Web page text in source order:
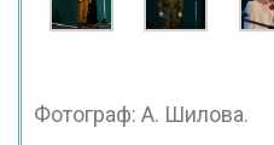
Фотограф: А. Шилова.